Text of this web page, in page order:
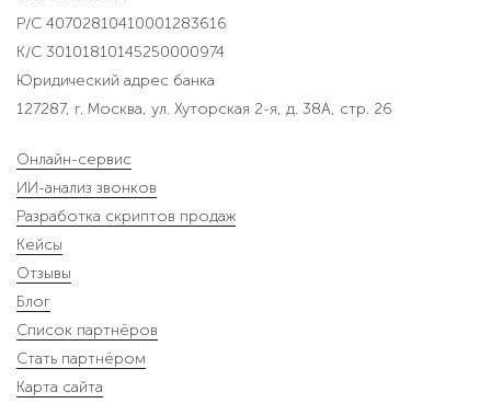
Р/С 40702810410001283616
К/С 30101810145250000974
Юридический адрес банка
127287, г. Москва, ул. Хуторская 2-я, д. 38А, стр. 26
Онлайн-сервис
ИИ-анализ звонков
Разработка скриптов продаж
Кейсы
Отзывы
Блог
Список партнёров
Стать партнёром
Карта сайта